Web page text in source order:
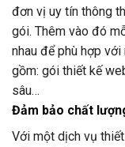
đơn vị uy tín thông
gói. Thêm vào đó
nhau để phù hợp
gồm: gói thiết kế
sâu…
Đảm bảo chất
Với một dịch vụ